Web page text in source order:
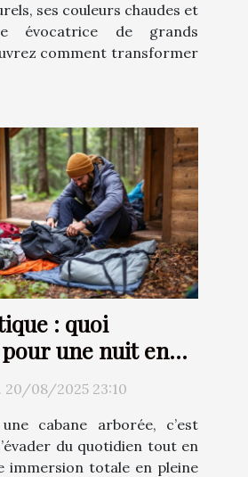
ses couleurs chaudes et
évocatrice de grands
comment transformer
: quoi
une nuit en
?
20/08/2025 23:10
cabane arborée, c’est
du quotidien tout en
immersion totale en pleine